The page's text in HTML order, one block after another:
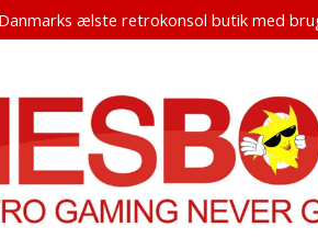
ælste retrokonsol butik med